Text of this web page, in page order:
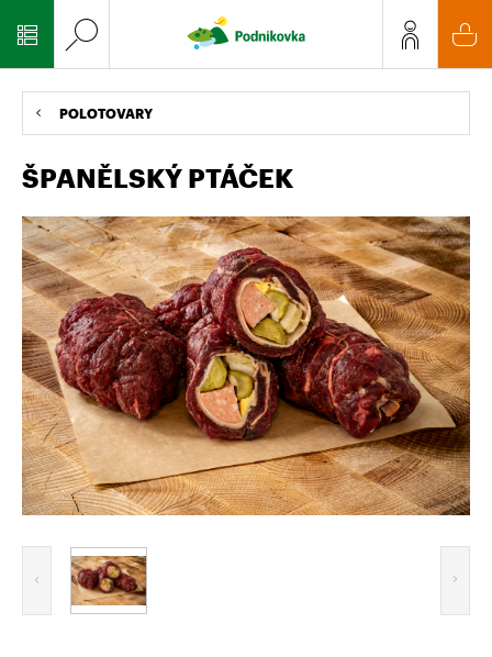
POLOTOVARY
ŠPANĚLSKÝ PTÁČEK